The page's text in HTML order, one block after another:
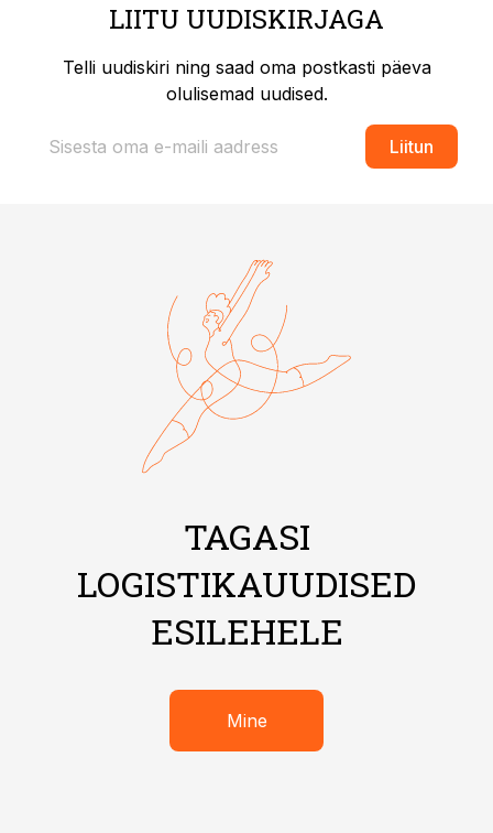
LIITU UUDISKIRJAGA
Telli uudiskiri ning saad oma postkasti päeva
olulisemad uudised.
Liitun
TAGASI
LOGISTIKAUUDISED
ESILEHELE
Mine